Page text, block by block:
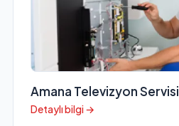
Amana Televizyon Servisi
Detaylı bilgi →